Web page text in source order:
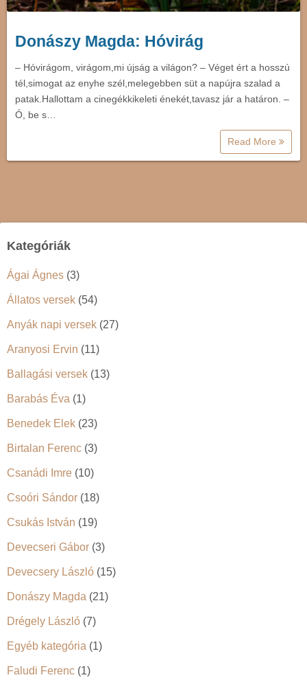
Donászy Magda: Hóvirág
– Hóvirágom, virágom,mi újság a világon? – Véget ért a hosszú
tél,simogat az enyhe szél,melegebben süt a napújra szalad a
patak.Hallottam a cinegékkikeleti énekét,tavasz jár a határon. –
Ó, be s…
Read More
Kategóriák
Ágai Ágnes (3)
Állatos versek (54)
Anyák napi versek (27)
Aranyosi Ervin (11)
Ballagási versek (13)
Barabás Éva (1)
Benedek Elek (23)
Birtalan Ferenc (3)
Csanádi Imre (10)
Csoóri Sándor (18)
Csukás István (19)
Devecseri Gábor (3)
Devecsery László (15)
Donászy Magda (21)
Drégely László (7)
Egyéb kategória (1)
Faludi Ferenc (1)